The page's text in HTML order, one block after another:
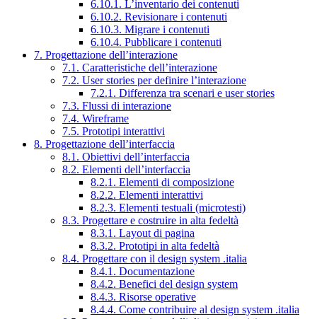
6.10.1. L’inventario dei contenuti
6.10.2. Revisionare i contenuti
6.10.3. Migrare i contenuti
6.10.4. Pubblicare i contenuti
7. Progettazione dell’interazione
7.1. Caratteristiche dell’interazione
7.2. User stories per definire l’interazione
7.2.1. Differenza tra scenari e user stories
7.3. Flussi di interazione
7.4. Wireframe
7.5. Prototipi interattivi
8. Progettazione dell’interfaccia
8.1. Obiettivi dell’interfaccia
8.2. Elementi dell’interfaccia
8.2.1. Elementi di composizione
8.2.2. Elementi interattivi
8.2.3. Elementi testuali (microtesti)
8.3. Progettare e costruire in alta fedeltà
8.3.1. Layout di pagina
8.3.2. Prototipi in alta fedeltà
8.4. Progettare con il design system .italia
8.4.1. Documentazione
8.4.2. Benefici del design system
8.4.3. Risorse operative
8.4.4. Come contribuire al design system .italia